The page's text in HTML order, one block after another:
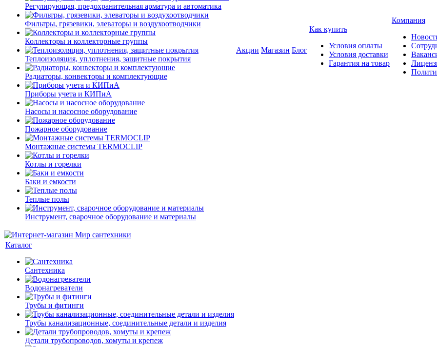
Регулирующая, предохранительная арматура и автоматика
Фильтры, грязевики, элеваторы и воздухоотводчики
Коллекторы и коллекторные группы
Теплоизоляция, уплотнения, защитные покрытия
Радиаторы, конвекторы и комплектующие
Приборы учета и КИПиА
Насосы и насосное оборудование
Пожарное оборудование
Монтажные системы TERMOCLIP
Котлы и горелки
Баки и емкости
Теплые полы
Инструмент, сварочное оборудование и материалы
Акции Магазин Блог
Как купить
Условия оплаты
Условия доставки
Гарантия на товар
Компания
Каталог
Сантехника
Водонагреватели
Трубы и фитинги
Трубы канализационные, соединительные детали и изделия
Детали трубопроводов, хомуты и крепеж